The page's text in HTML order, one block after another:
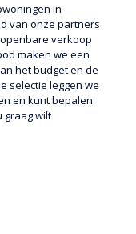
in
van onze partners
verkoop
maken we een
het budget en de
selectie leggen we
en kunt bepalen
graag wilt